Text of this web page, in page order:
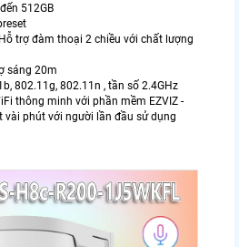
512GB
trợ đàm thoại 2 chiều với chất lượng
sáng 20m
802.11g, 802.11n , tần số 2.4GHz
thông minh với phần mềm EZVIZ -
phút với người lần đầu sử dụng